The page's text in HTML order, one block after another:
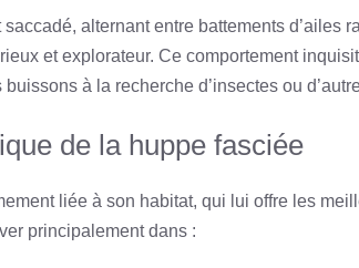
alternant entre battements d’ailes
et explorateur. Ce comportement
à la recherche d’insectes ou
de la huppe fasciée
liée à son habitat, qui lui offre les
principalement dans :